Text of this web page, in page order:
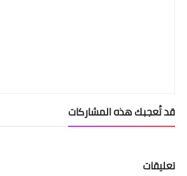
قد تُعجبك هذه المشاركات
تعليقات